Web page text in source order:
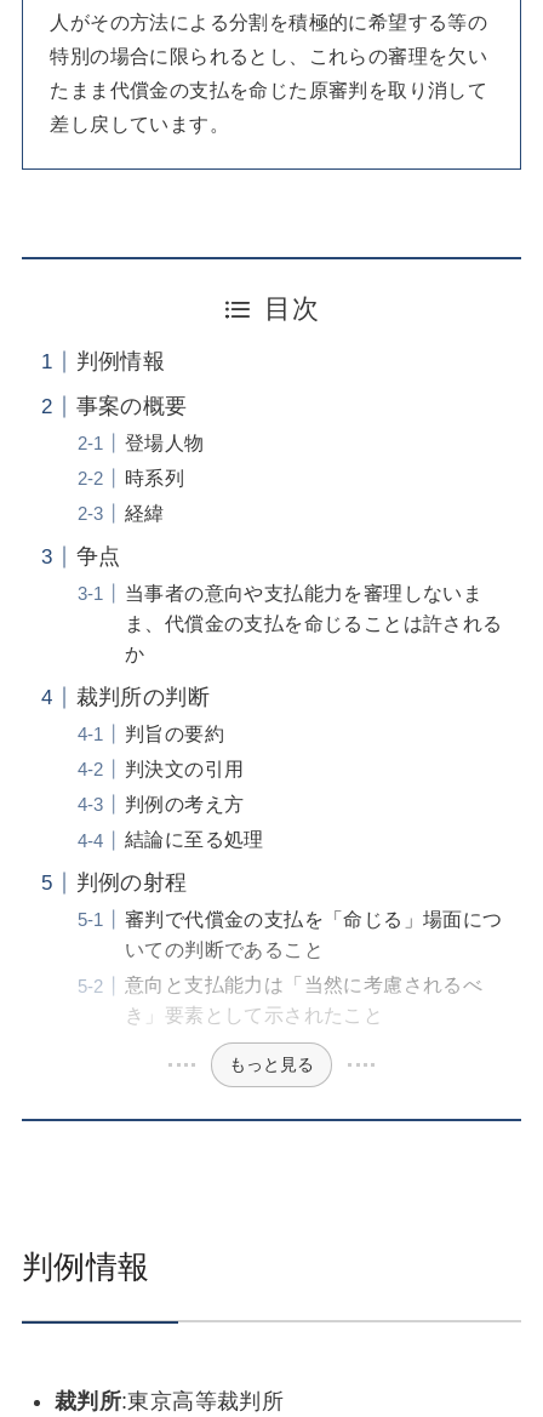
人がその方法による分割を積極的に希望する等の
特別の場合に限られるとし、これらの審理を欠い
たまま代償金の支払を命じた原審判を取り消して
差し戻しています。
目次
判例情報
事案の概要
登場人物
時系列
経緯
争点
当事者の意向や支払能力を審理しないま
ま、代償金の支払を命じることは許される
か
裁判所の判断
判旨の要約
判決文の引用
判例の考え方
結論に至る処理
判例の射程
審判で代償金の支払を「命じる」場面につ
いての判断であること
意向と支払能力は「当然に考慮されるべ
き」要素として示されたこと
もっと見る
判例情報
裁判所:東京高等裁判所